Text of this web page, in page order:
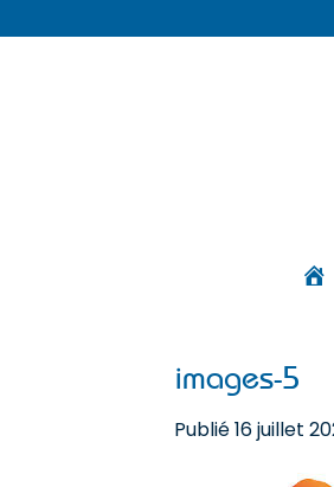
au
images-5
Publié16 juillet